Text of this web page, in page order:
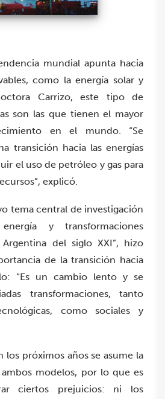
mundial apunta hacia
como la energía solar y
Carrizo, este tipo de
son las que tienen el mayor
en el mundo. “Se
transición hacia las energías
el uso de petróleo y gas para
explicó.
tema central de investigación
y transformaciones
del siglo XXI”, hizo
de la transición hacia
“Es un cambio lento y se
transformaciones, tanto
como sociales y
los próximos años se asume la
modelos, por lo que es
ciertos prejuicios: ni los